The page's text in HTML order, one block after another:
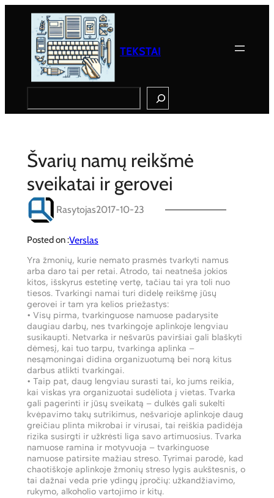
TEKSTAI
Švarių namų reikšmė
sveikatai ir gerovei
Rasytojas2017-10-23
Posted on :Verslas
Yra žmonių, kurie nemato prasmės tvarkyti namus
arba daro tai per retai. Atrodo, tai neatneša jokios
kitos, išskyrus estetinę vertę, tačiau tai yra toli nuo
tiesos. Tvarkingi namai turi didelę reikšmę jūsų
gerovei ir tam yra kelios priežastys:
• Visų pirma, tvarkinguose namuose padarysite
daugiau darbų, nes tvarkingoje aplinkoje lengviau
susikaupti. Netvarka ir nešvarūs paviršiai gali blaškyti
dėmesį, kai tuo tarpu, tvarkinga aplinka –
nesąmoningai didina organizuotumą bei norą kitus
darbus atlikti tvarkingai.
• Taip pat, daug lengviau surasti tai, ko jums reikia,
kai viskas yra organizuotai sudėliota į vietas. Tvarka
gali pagerinti ir jūsų sveikatą – dulkės gali sukelti
kvėpavimo takų sutrikimus, nešvarioje aplinkoje daug
greičiau plinta mikrobai ir virusai, tai reiškia padidėja
rizika susirgti ir užkrėsti liga savo artimuosius. Tvarka
namuose ramina ir motyvuoja – tvarkinguose
namuose patirsite mažiau streso. Tyrimai parodė, kad
chaotiškoje aplinkoje žmonių streso lygis aukštesnis, o
tai dažnai veda prie ydingų įpročių: užkandžiavimo,
rukymo, alkoholio vartojimo ir kitų.